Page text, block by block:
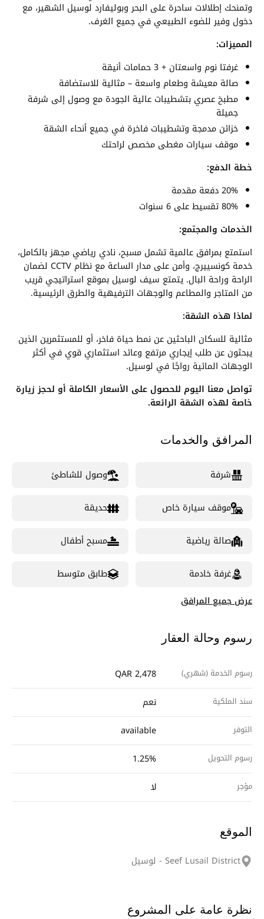
وتمنحك إطلالات ساحرة على البحر وبوليفارد لوسيل الشهير، مع
دخول وفير للضوء الطبيعي في جميع الغرف.
المميزات:
غرفتا نوم واسعتان + 3 حمامات أنيقة
صالة معيشة وطعام واسعة – مثالية للاستضافة
مطبخ عصري بتشطيبات عالية الجودة مع وصول إلى شرفة
جميلة
خزائن مدمجة وتشطيبات فاخرة في جميع أنحاء الشقة
موقف سيارات مغطى مخصص لراحتك
خطة الدفع:
20% دفعة مقدمة
80% تقسيط على 6 سنوات
الخدمات والمجتمع:
استمتع بمرافق عالمية تشمل مسبح، نادي رياضي مجهز بالكامل،
خدمة كونسييرج، وأمن على مدار الساعة مع نظام CCTV لضمان
الراحة وراحة البال. يتمتع سيف لوسيل بموقع استراتيجي قريب
من المتاجر والمطاعم والوجهات الترفيهية والطرق الرئيسية.
لماذا هذه الشقة:
مثالية للسكان الباحثين عن نمط حياة فاخر، أو للمستثمرين الذين
يبحثون عن طلب إيجاري مرتفع وعائد استثماري قوي في أكثر
الوجهات المائية رواجًا في لوسيل.
تواصل معنا اليوم للحصول على الأسعار الكاملة أو لحجز زيارة
خاصة لهذه الشقة الرائعة.
المرافق والخدمات
شرفة وصول للشاطئ
موقف سيارة خاص حديقة
صالة رياضية مسبح أطفال
غرفة خادمة
طابق متوسط
عرض جميع المرافق
رسوم وحالة العقار
رسوم الخدمة (شهري) QAR 2,478
سند الملكية نعم
التوفر available
رسوم التحويل 1.25%
مؤجر لا
الموقع
Seef Lusail District - لوسيل
نظرة عامة على المشروع